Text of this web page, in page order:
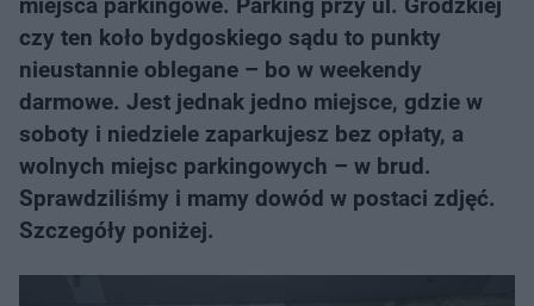
czy ten koło bydgoskiego sądu to punkty
nieustannie oblegane – bo w weekendy
darmowe. Jest jednak jedno miejsce, gdzie w
soboty i niedziele zaparkujesz bez opłaty, a
wolnych miejsc parkingowych – w brud.
Sprawdziliśmy i mamy dowód w postaci zdjęć.
Szczegóły poniżej.